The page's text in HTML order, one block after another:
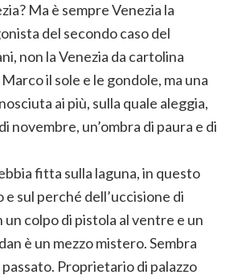
Ma è sempre Venezia la
del secondo caso del
non la Venezia da cartolina
il sole e le gondole, ma una
ai più, sulla quale aleggia,
novembre, un’ombra di paura e di
fitta sulla laguna, in questo
sul perché dell’uccisione di
un colpo di pistola al ventre e un
è un mezzo mistero. Sembra
Proprietario di palazzo